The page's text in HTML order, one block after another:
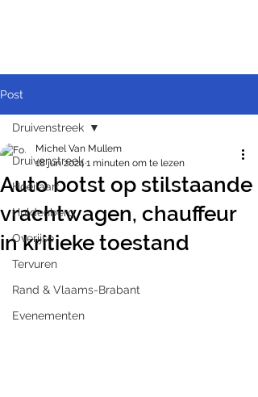
Post
Druivenstreek
Hoeilaart
Huldenberg
Overijse
Tervuren
Rand & Vlaams-Brabant
Evenementen
Druivenstreek
Auto botst op stilstaande
vrachtwagen, chauffeur
in kritieke toestand
Michel Van Mullem
18 jun 2024 1 minuten om te lezen